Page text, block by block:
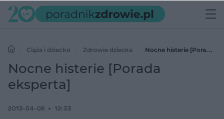
Ciąża i dziecko Zdrowie dziecka
Nocne histerie [Porada
eksperta]
Nocne histerie [Porada
eksperta]
2013-04-08 12:33